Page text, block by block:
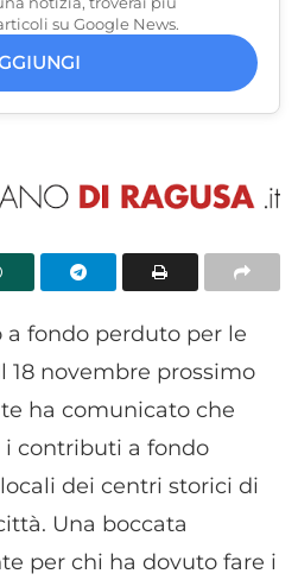
su Google News.
a fondo perduto per le
18 novembre prossimo
ha comunicato che
i contributi a fondo
dei centri storici di
Una boccata
per chi ha dovuto fare i